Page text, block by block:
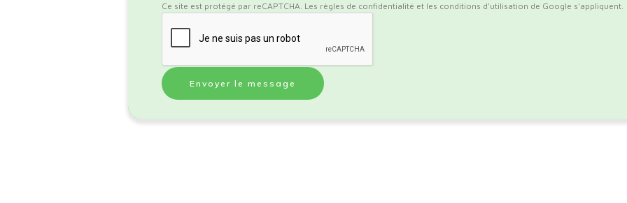
Ce site est protégé par reCAPTCHA. Les règles de confidentialité et les conditions d'utilisation de Google s'appliquent.
Envoyer le message